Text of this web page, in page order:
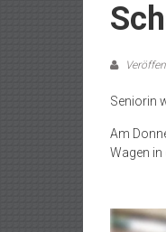
Seniorin
Am
Wagen in